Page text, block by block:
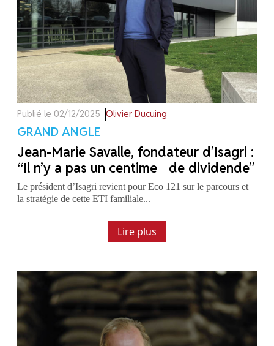
Publié le 02/12/2025 Olivier Ducuing
GRAND ANGLE
Jean-Marie Savalle, fondateur d’Isagri :
“Il n’y a pas un centime de dividende”
Le président d’Isagri revient pour Eco 121 sur le parcours et
la stratégie de cette ETI familiale...
Lire plus